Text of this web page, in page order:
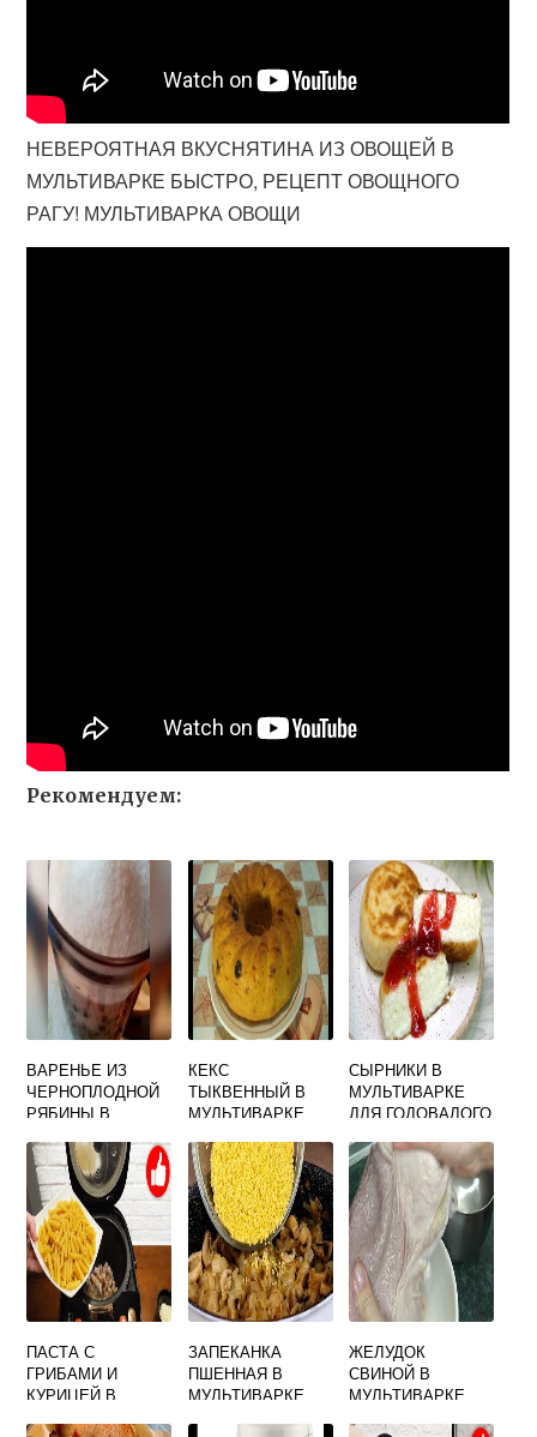
НЕВЕРОЯТНАЯ ВКУСНЯТИНА ИЗ ОВОЩЕЙ В
МУЛЬТИВАРКЕ БЫСТРО, РЕЦЕПТ ОВОЩНОГО
РАГУ! МУЛЬТИВАРКА ОВОЩИ
Рекомендуем:
ВАРЕНЬЕ ИЗ
ЧЕРНОПЛОДНОЙ
РЯБИНЫ В
РЕЦЕПТЫ
КЕКС
ТЫКВЕННЫЙ В
МУЛЬТИВАРКЕ
СЫРНИКИ В
МУЛЬТИВАРКЕ
ДЛЯ ГОДОВАЛОГО
ПАСТА С
ГРИБАМИ И
КУРИЦЕЙ В
ЗАПЕКАНКА
ПШЕННАЯ В
МУЛЬТИВАРКЕ
ЖЕЛУДОК
СВИНОЙ В
МУЛЬТИВАРКЕ